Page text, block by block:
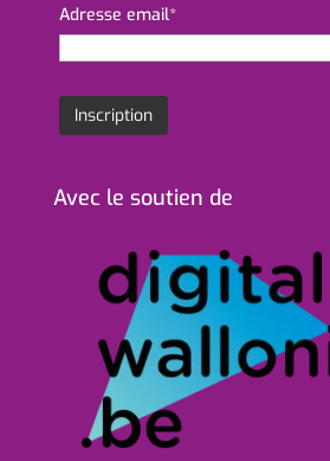
Adresse email*
Avec le soutien de